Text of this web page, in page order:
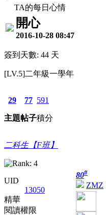
TA的每日心情
開心
2016-10-28 08:47
簽到天數: 44 天
[LV.5]二年級一學年
29
主題
77
帖子
591
積分
二科生【F班】
UID
13050
精華
閱讀權限
80#
ZMZ